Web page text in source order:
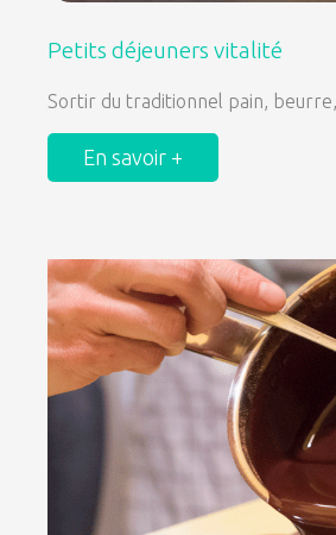
Petits déjeuners vitalité
Sortir du traditionnel pain,
En savoir +